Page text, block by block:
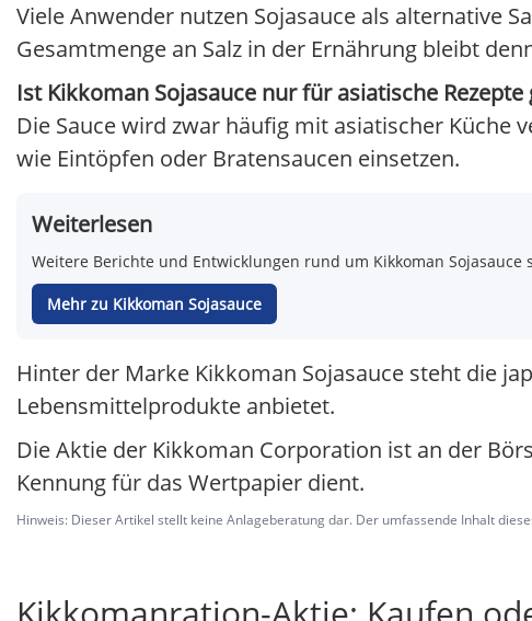
Viele Anwender nutzen Sojasauce als alternative
Gesamtmenge an Salz in der Ernährung bleibt
Ist Kikkoman Sojasauce nur für asiatische Rezepte
Die Sauce wird zwar häufig mit asiatischer Küche
wie Eintöpfen oder Bratensaucen einsetzen.
Weiterlesen
Weitere Berichte und Entwicklungen rund um Kikkoman
Mehr zu Kikkoman Sojasauce
Hinter der Marke Kikkoman Sojasauce steht die
Lebensmittelprodukte anbietet.
Die Aktie der Kikkoman Corporation ist an der
Kennung für das Wertpapier dient.
Hinweis: Dieser Artikel stellt keine Anlageberatung dar. Der umfassende Inhalt